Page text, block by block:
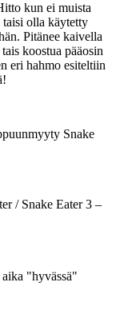
kun ei muista
olla käytetty
Pitänee kaivella
koostua pääosin
eri hahmo esiteltiin
Snake
/ Snake Eater 3 –
"hyvässä"